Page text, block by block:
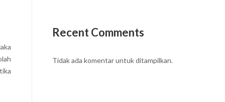
Recent Comments
Tidak ada komentar untuk ditampilkan.